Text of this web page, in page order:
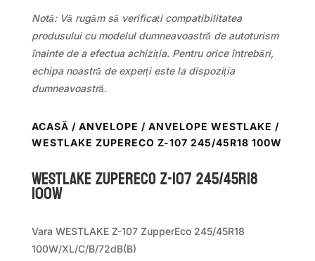
Notă: Vă rugăm să verificați compatibilitatea
produsului cu modelul dumneavoastră de autoturism
înainte de a efectua achiziția. Pentru orice întrebări,
echipa noastră de experți este la dispoziția
dumneavoastră.
ACASĂ / ANVELOPE / ANVELOPE WESTLAKE /
WESTLAKE ZUPERECO Z-107 245/45R18 100W
WestLake ZUPERECO Z-107 245/45R18
100W
Vara WESTLAKE Z-107 ZupperEco 245/45R18
100W/XL/C/B/72dB(B)